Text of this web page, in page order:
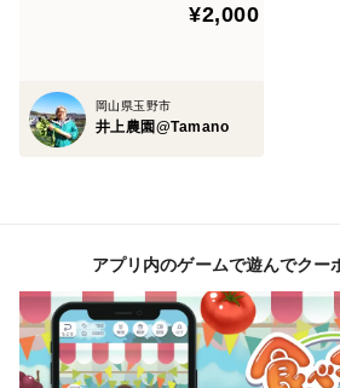
¥2,000
岡山県玉野市
井上農園@Tamano
アプリ内のゲームで遊んでクー